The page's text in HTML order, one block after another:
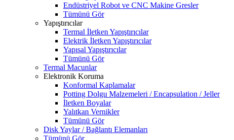
Endüstriyel Robot ve CNC Makine Gresler
Tümünü Gör
Yapıştırıcılar
Termal İletken Yapıştırıcılar
Elektrik İletken Yapıştırıcılar
Yapısal Yapıştırıcılar
Tümünü Gör
Termal Macunlar
Elektronik Koruma
Konformal Kaplamalar
Potting Dolgu Malzemeleri / Encapsulation / Jeller
İletken Boyalar
Yalıtkan Vernikler
Tümünü Gör
Disk Yaylar / Bağlantı Elemanları
Tümünü Gör